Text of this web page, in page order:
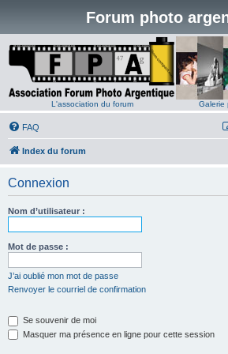
Forum photo
L'association du forum Galerie
FAQ
Index du forum
Connexion
Nom d’utilisateur :
Mot de passe :
J’ai oublié mon mot de passe
Renvoyer le courriel de confirmation
Se souvenir de moi
Masquer ma présence en ligne pour cette session